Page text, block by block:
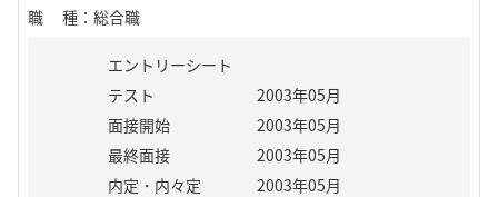
職種 ： 総合職
エントリーシート
テスト
2003年05月
面接開始
2003年05月
最終面接
2003年05月
内定・内々定
2003年05月